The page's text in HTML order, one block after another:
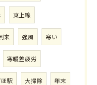
東上線
来 強風 寒い
寒暖差疲労
駅 大掃除 年末